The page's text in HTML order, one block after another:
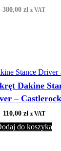
380,00 zł z VAT
Dakine
– Castlerock
110,00 zł z VAT
do koszyka